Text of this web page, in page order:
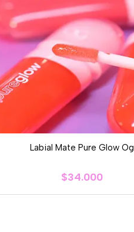
Labial Mate Pure Glow Og
$34.000